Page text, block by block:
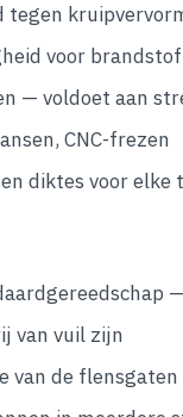
tegen
voor
— voldoet aan
CNC-frezen
diktes voor elke
van vuil zijn
van de flensgaten